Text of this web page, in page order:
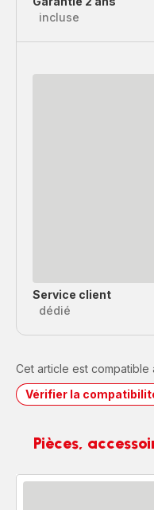
incluse
Service client
dédié
Cet article est compatible
Vérifier la
Pièces,